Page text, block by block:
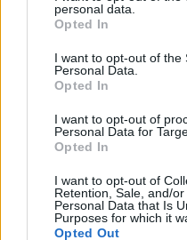
grant or deny consent to
use your data for below
consent section.
personal data.
Opted In
I want to opt-out of the
Personal Data.
Opted In
I want to opt-out of
Personal Data for
Opted In
I want to opt-out of
Retention, Sale, and/
Personal Data that Is
Purposes for which it
Opted Out
Filmek, amiket
megnéznék
Mit is szoktunk
amiket soha nem unsz
Nekem is kialakult egy
rendszeresen ...